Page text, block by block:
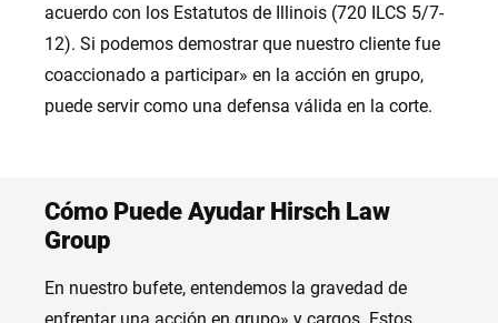
acuerdo con los Estatutos de Illinois (720 ILCS 5/7-
12). Si podemos demostrar que nuestro cliente fue
coaccionado a participar» en la acción en grupo,
puede servir como una defensa válida en la corte.
Cómo Puede Ayudar Hirsch Law
Group
En nuestro bufete, entendemos la gravedad de